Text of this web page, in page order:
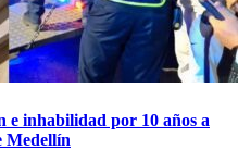
e inhabilidad por 10 años a
Medellín